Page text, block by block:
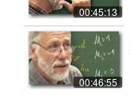
00:45:13
00:46:55